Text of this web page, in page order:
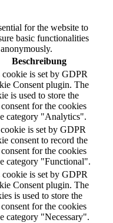
for the website to
basic functionalities
Beschreibung
is set by GDPR
Consent plugin. The
is used to store the
for the cookies
category "Analytics".
is set by GDPR
consent to record the
for the cookies
category "Functional".
is set by GDPR
Consent plugin. The
is used to store the
for the cookies
category "Necessary".